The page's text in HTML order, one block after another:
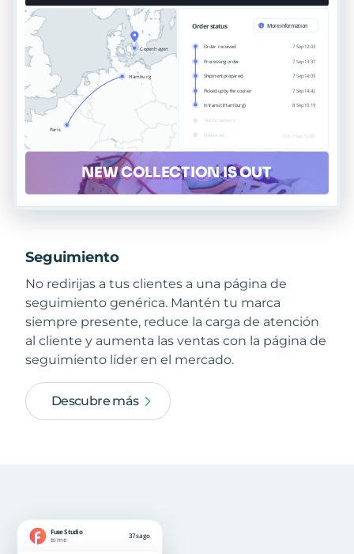
Seguimiento
No redirijas a tus clientes a una página de
seguimiento genérica. Mantén tu marca
siempre presente, reduce la carga de atención
al cliente y aumenta las ventas con la página de
seguimiento líder en el mercado.
Descubre más